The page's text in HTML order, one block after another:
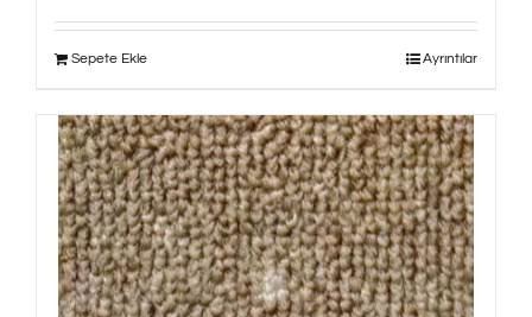
Sepete Ekle Ayrıntılar